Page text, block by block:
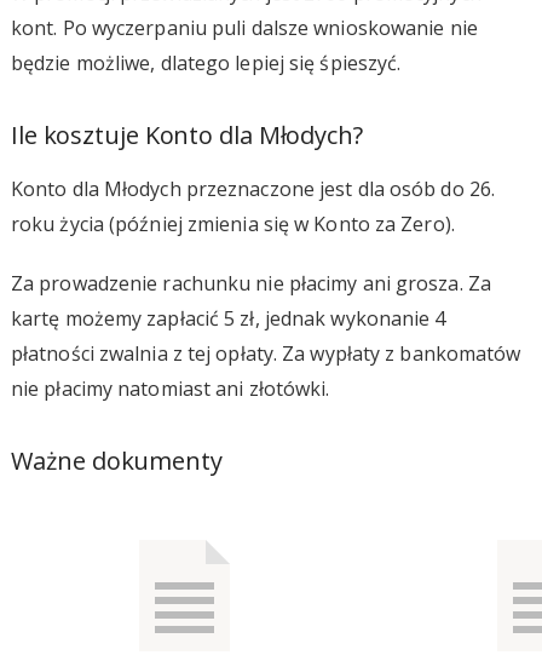
kont. Po wyczerpaniu puli dalsze wnioskowanie nie
będzie możliwe, dlatego lepiej się śpieszyć.
Ile kosztuje Konto dla Młodych?
Konto dla Młodych przeznaczone jest dla osób do 26.
roku życia (później zmienia się w Konto za Zero).
Za prowadzenie rachunku nie płacimy ani grosza. Za
kartę możemy zapłacić 5 zł, jednak wykonanie 4
płatności zwalnia z tej opłaty. Za wypłaty z bankomatów
nie płacimy natomiast ani złotówki.
Ważne dokumenty